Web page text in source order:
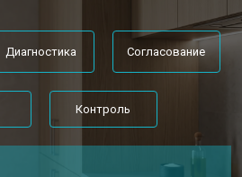
Диагностика Согласование
Контроль